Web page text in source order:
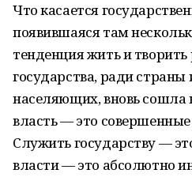
Что касается
появившаяся там
тенденция жить и
государства, ради страны
населяющих, вновь сошла
власть — это
Служить государству —
власти — это абсолютно